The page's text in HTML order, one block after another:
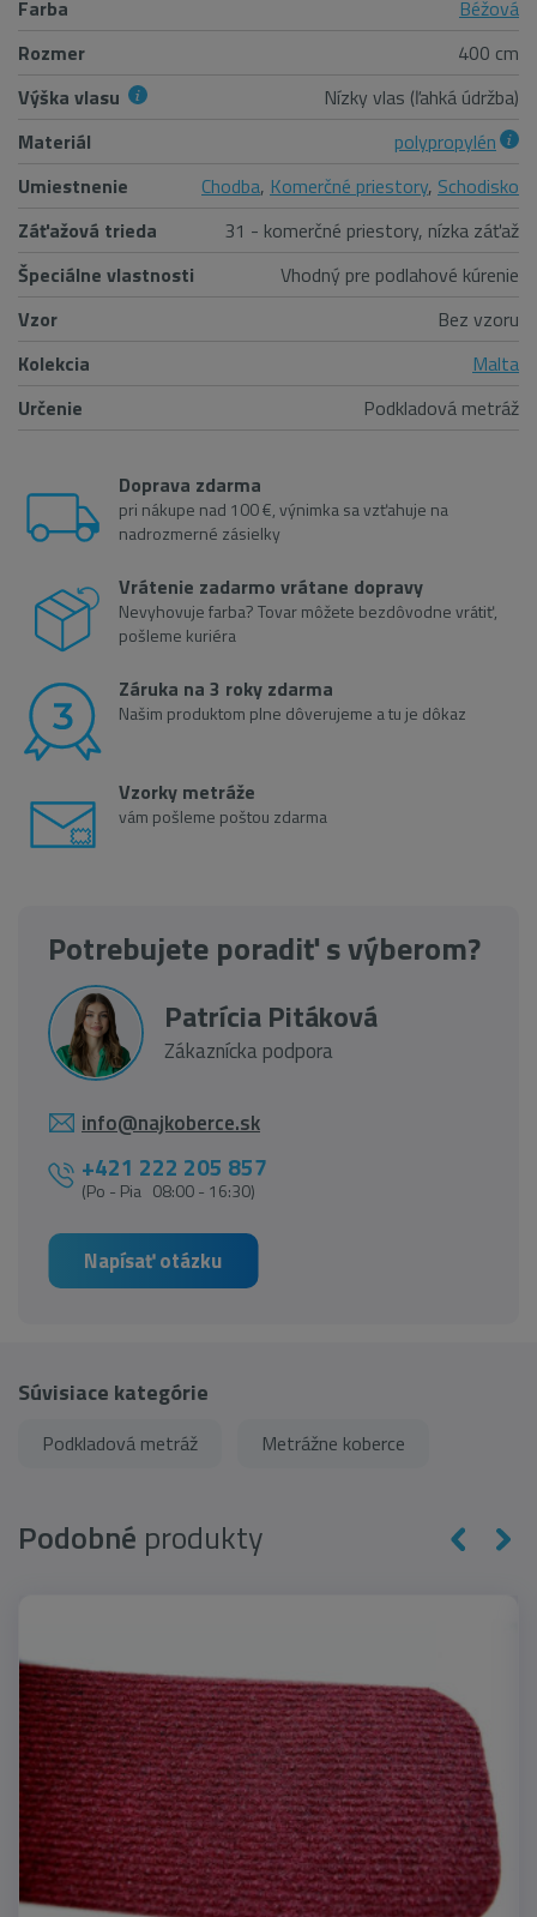
Farba
Béžová
Rozmer
400 cm
Výška vlasu
Nízky vlas (ľahká údržba)
Materiál
polypropylén
Umiestnenie
Chodba, Komerčné priestory, Schodisko
Záťažová trieda
31 - komerčné priestory, nízka záťaž
Špeciálne vlastnosti
Vhodný pre podlahové kúrenie
Vzor
Bez vzoru
Kolekcia
Malta
Určenie
Podkladová metráž
Doprava zdarma
pri nákupe nad 100 €, výnimka sa vzťahuje na
nadrozmerné zásielky
Vrátenie zadarmo vrátane dopravy
Nevyhovuje farba? Tovar môžete bezdôvodne vrátiť,
pošleme kuriéra
Záruka na 3 roky zdarma
Našim produktom plne dôverujeme a tu je dôkaz
Vzorky metráže
vám pošleme poštou zdarma
Potrebujete poradiť s výberom?
Patrícia Pitáková
Zákaznícka podpora
info@najkoberce.sk
+421 222 205 857
(Po - Pia 08:00 - 16:30)
Napísať otázku
Súvisiace kategórie
Podkladová metráž Metrážne koberce
Podobné produkty